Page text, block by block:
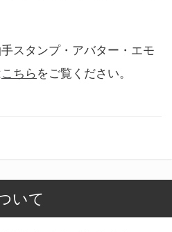
スタンプ・アバター・エモ
こちら をご覧ください。
いて